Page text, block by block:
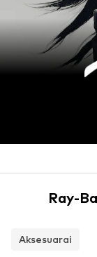
Ray-
Aksesuarai